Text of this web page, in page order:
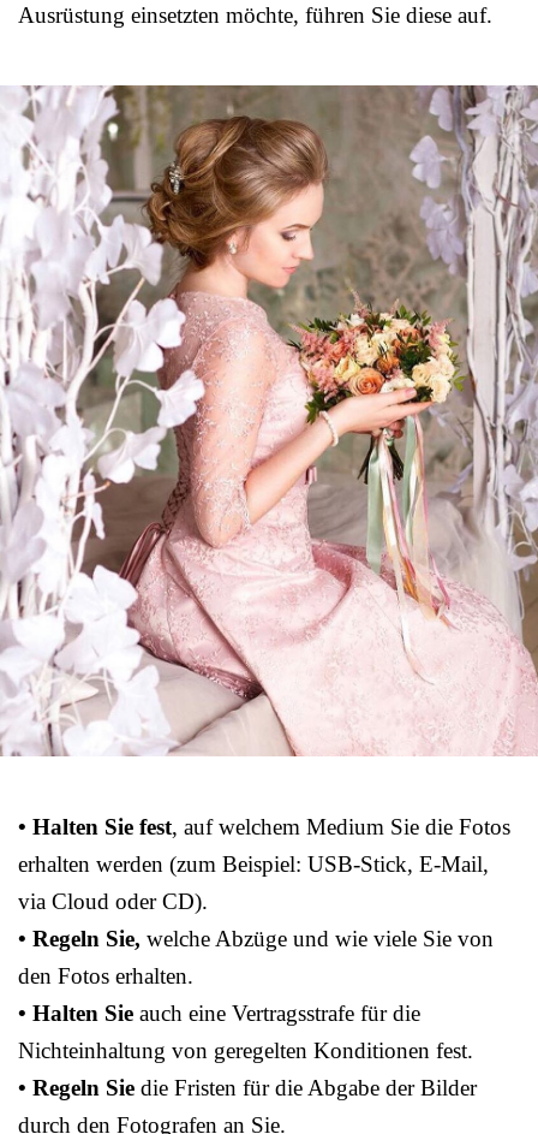
Ausrüstung einsetzten möchte, führen Sie diese auf.
• Halten Sie fest, auf welchem Medium Sie die Fotos
erhalten werden (zum Beispiel: USB-Stick, E-Mail,
via Cloud oder CD).
• Regeln Sie, welche Abzüge und wie viele Sie von
den Fotos erhalten.
• Halten Sie auch eine Vertragsstrafe für die
Nichteinhaltung von geregelten Konditionen fest.
• Regeln Sie die Fristen für die Abgabe der Bilder
durch den Fotografen an Sie.